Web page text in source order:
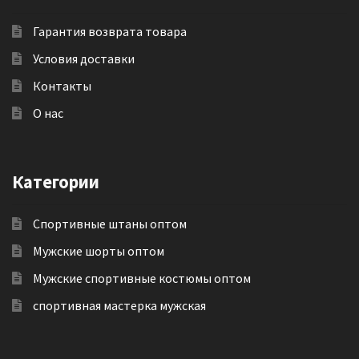
Гарантия возврата товара
Условия доставки
Контакты
О нас
Категории
Спортивные штаны оптом
Мужские шорты оптом
Мужские спортивные костюмы оптом
спортивная мастерка мужская